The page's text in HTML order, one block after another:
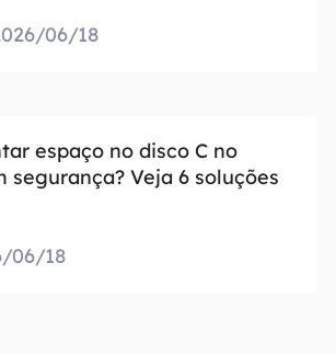
06/18
espaço no disco C no
segurança? Veja 6 soluções
06/18